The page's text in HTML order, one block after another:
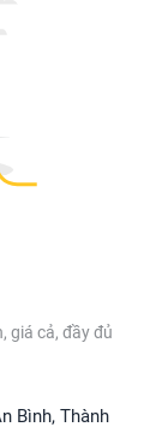
giá cả, đầy đủ